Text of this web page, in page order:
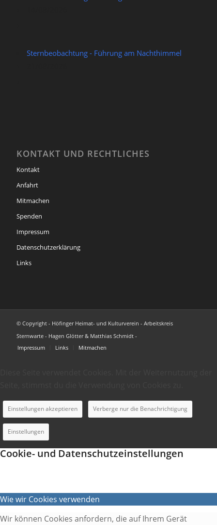
Sternbeobachtung - Führung am Nachthimmel
KONTAKT UND RECHTLICHES
Kontakt
Anfahrt
Mitmachen
Spenden
Impressum
Datenschutzerklärung
Links
© Copyright - Höfinger Heimat- und Kulturverein - Arbeitskreis
Sternwarte - Hagen Glötter & Matthias Schmidt -
Impressum
Links Mitmachen
Einstellungen akzeptieren Verberge nur die Benachrichtigung
Einstellungen
Cookie- und Datenschutzeinstellungen
Wie wir Cookies verwenden
Wir können Cookies anfordern, die auf Ihrem Gerät